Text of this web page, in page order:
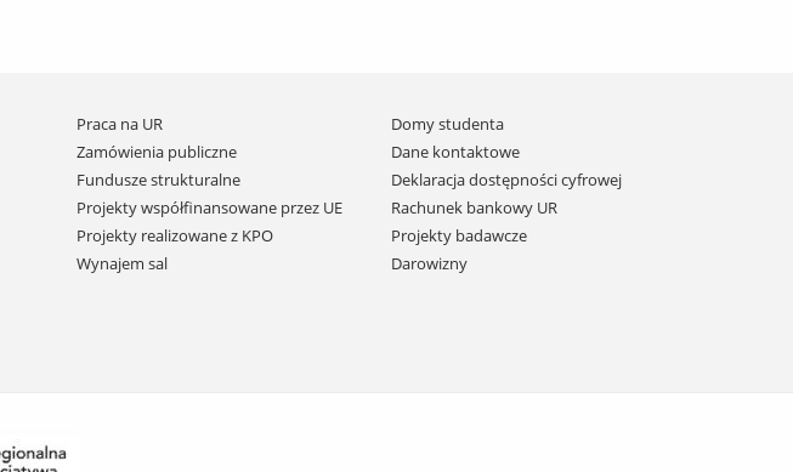
Praca na UR
Zamówienia publiczne
Fundusze strukturalne
Projekty współfinansowane przez UE
Projekty realizowane z KPO
Wynajem sal
Domy studenta
Dane kontaktowe
Deklaracja dostępności cyfrowej
Rachunek bankowy UR
Projekty badawcze
Darowizny